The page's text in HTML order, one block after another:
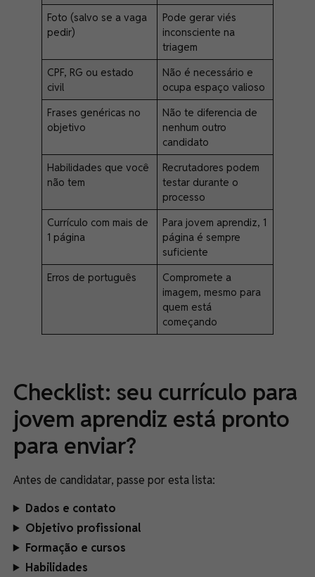
Foto (salvo se a vaga
pedir)
Pode gerar viés
inconsciente na
triagem
CPF, RG ou estado
civil
Não é necessário e
ocupa espaço valioso
Frases genéricas no
objetivo
Não te diferencia de
nenhum outro
candidato
Habilidades que você
não tem
Recrutadores podem
testar durante o
processo
Currículo com mais de
1 página
Para jovem aprendiz, 1
página é sempre
suficiente
Erros de português
Compromete a
imagem, mesmo para
quem está
começando
Checklist: seu currículo para
jovem aprendiz está pronto
para enviar?
Antes de candidatar, passe por esta lista:
Dados e contato
Objetivo profissional
Formação e cursos
Habilidades